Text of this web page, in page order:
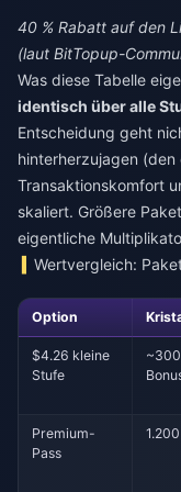
40 % Rabatt auf den
(laut BitTopup-
Was diese Tabelle
identisch über alle
Entscheidung geht
hinterherzujagen
Transaktionskomfort
skaliert. Größere
eigentliche
Wertvergleich:
Option
$4.26 kleine
Stufe
Premium-
Pass